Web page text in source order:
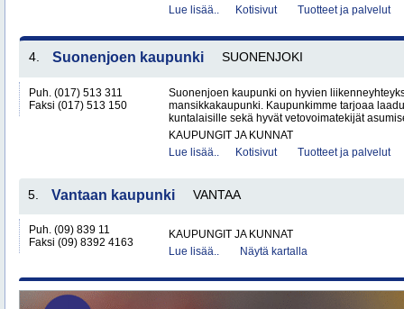
Lue lisää..
Kotisivut Tuotteet ja palvelut
4. Suonenjoen kaupunki SUONENJOKI
Puh. (017) 513 311
Faksi (017) 513 150
Suonenjoen kaupunki on hyvien
mansikkakaupunki. Kaupunkimme tarjoaa
kuntalaisille sekä hyvät vetovoimatekijät
KAUPUNGIT JA KUNNAT
Lue lisää..
Kotisivut Tuotteet ja palvelut
5. Vantaan kaupunki VANTAA
Puh. (09) 839 11
Faksi (09) 8392 4163
KAUPUNGIT JA KUNNAT
Lue lisää..
Näytä kartalla